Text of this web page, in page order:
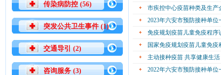
传染病防控 (56)
突发公共卫生事件 (1)
交通导引 (2)
咨询服务 (3)
市疾控中心疫苗种类及生产
2023年六安市预防接种单
免疫规划疫苗儿童免疫程序
国家免疫规划疫苗儿童免疫
主动接种疫苗 共享健康生活
2022年六安市预防接种单